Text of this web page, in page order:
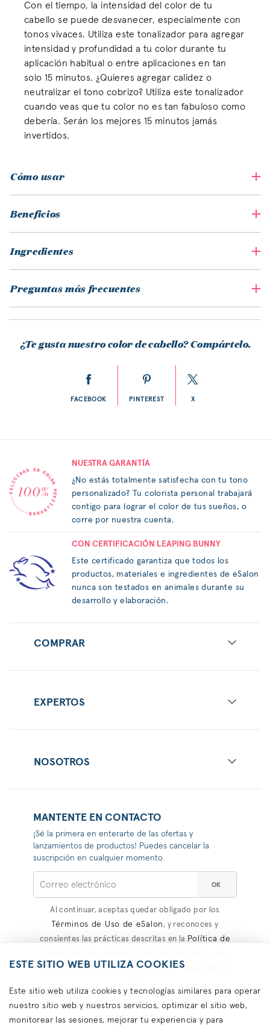
Con el tiempo, la intensidad del color de tu
cabello se puede desvanecer, especialmente con
tonos vivaces. Utiliza este tonalizador para agregar
intensidad y profundidad a tu color durante tu
aplicación habitual o entre aplicaciones en tan
solo 15 minutos. ¿Quieres agregar calidez o
neutralizar el tono cobrizo? Utiliza este tonalizador
cuando veas que tu color no es tan fabuloso como
debería. Serán los mejores 15 minutos jamás
invertidos.
Cómo usar
Beneficios
Ingredientes
Preguntas más frecuentes
¿Te gusta nuestro color de cabello? Compártelo.
FACEBOOK PINTEREST X
NUESTRA GARANTÍA
¿No estás totalmente satisfecha con tu tono
personalizado? Tu colorista personal trabajará
contigo para lograr el color de tus sueños, o
corre por nuestra cuenta.
CON CERTIFICACIÓN LEAPING BUNNY
Este certificado garantiza que todos los
productos, materiales e ingredientes de eSalon
nunca son testados en animales durante su
desarrollo y elaboración.
COMPRAR
EXPERTOS
NOSOTROS
MANTENTE EN CONTACTO
¡Sé la primera en enterarte de las ofertas y
lanzamientos de productos! Puedes cancelar la
suscripción en cualquier momento.
OK
Al continuar, aceptas quedar obligado por los
Términos de Uso de eSalon, y reconoces y
consientes las prácticas descritas en la Política de
Salud del ConsumidoryAviso de Privacidad de
#YOSOYMICOLOR
ESTE SITIO WEB UTILIZA COOKIES
Este sitio web utiliza cookies y tecnologías similares para operar
nuestro sitio web y nuestros servicios, optimizar el sitio web,
monitorear las sesiones, mejorar tu experiencia y para